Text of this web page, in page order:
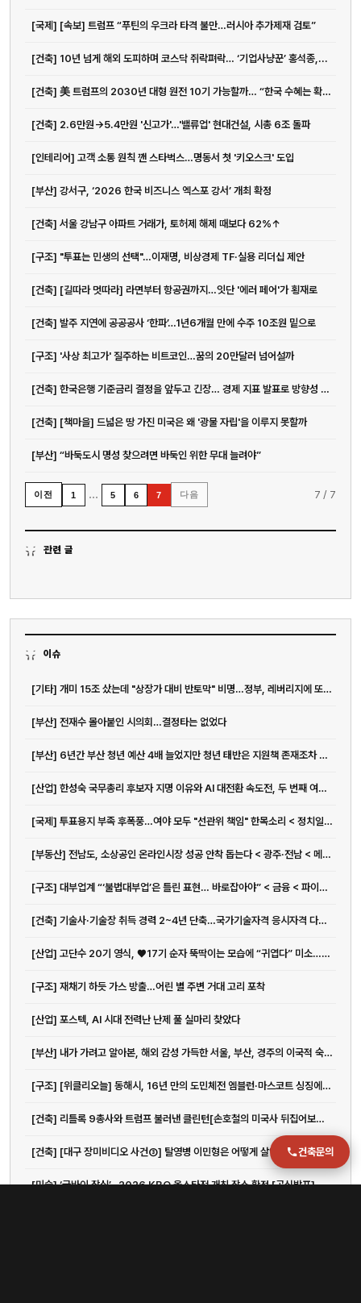
[국제] [속보] 트럼프 “푸틴의 우크라 타격 불만…러시아 추가제재 검토”
[건축] 10년 넘게 해외 도피하며 코스닥 쥐락펴락… ‘기업사냥꾼’ 홍석종,...
[건축] 美 트럼프의 2030년 대형 원전 10기 가능할까… “한국 수혜는 확실”
[건축] 2.6만원→5.4만원 '신고가'…'밸류업' 현대건설, 시총 6조 돌파
[인테리어] 고객 소통 원칙 깬 스타벅스…명동서 첫 '키오스크' 도입
[부산] 강서구, ‘2026 한국 비즈니스 엑스포 강서’ 개최 확정
[건축] 서울 강남구 아파트 거래가, 토허제 해제 때보다 62%↑
[구조] "투표는 민생의 선택"…이재명, 비상경제 TF·실용 리더십 제안
[건축] [길따라 멋따라] 라면부터 항공권까지…잇단 '에러 페어'가 횡재로
[건축] 발주 지연에 공공공사 ‘한파’…1년6개월 만에 수주 10조원 밑으로
[구조] '사상 최고가' 질주하는 비트코인…꿈의 20만달러 넘어설까
[건축] 한국은행 기준금리 결정을 앞두고 긴장… 경제 지표 발표로 방향성 주목
[건축] [책마을] 드넓은 땅 가진 미국은 왜 '광물 자립'을 이루지 못할까
[부산] “바둑도시 명성 찾으려면 바둑인 위한 무대 늘려야”
이전 1 … 5 6 7 다음 7 / 7
관련 글
이슈
[기타] 개미 15조 샀는데 "상장가 대비 반토막" 비명…정부, 레버리지에 또 경고장
[부산] 전재수 몰아붙인 시의회…결정타는 없었다
[부산] 6년간 부산 청년 예산 4배 늘었지만 청년 태반은 지원책 존재조차 몰라
[산업] 한성숙 국무총리 후보자 지명 이유와 AI 대전환 속도전, 두 번째 여성 총리 가능성까지
[국제] 투표용지 부족 후폭풍…여야 모두 "선관위 책임" 한목소리 < 정치일반 < 정치 < 기사본문 - 일요서울i
[부동산] 전남도, 소상공인 온라인시장 성공 안착 돕는다 < 광주·전남 < 메트로 < 기사본문 - 뉴스워커
[구조] 대부업계 “‘불법대부업’은 틀린 표현… 바로잡아야” < 금융 < 파이낸스 < 기사본문 - IT조선
[건축] 기술사·기술장 취득 경력 2~4년 단축…국가기술자격 응시자격 다양화 | 아주경제
[산업] 고단수 20기 영식, ♥17기 순자 뚝딱이는 모습에 “귀엽다” 미소…설렘 폭발 (나솔사계)
[구조] 재채기 하듯 가스 방출…어린 별 주변 거대 고리 포착
[산업] 포스텍, AI 시대 전력난 난제 풀 실마리 찾았다
[부산] 내가 가려고 알아본, 해외 감성 가득한 서울, 부산, 경주의 이국적 숙소 | 지큐 코리아 (GQ Korea)
[구조] [위클리오늘] 동해시, 16년 만의 도민체전 엠블런·마스코트 싱징에 담은 의미 공개 < 강원 < 전국지사 < 기사본문 - 위클리오늘
[건축] 리틀록 9총사와 트럼프 불러낸 클린턴[손호철의 미국사 뒤집어보기](32)
[건축] [대구 장미비디오 사건③] 탈영병 이민형은 어떻게 살인범이 됐나
[미술] ‘굿바이 잠실’…2026 KBO 올스타전 개최 장소 확정 [공식발표]
건축문의
051-711-2397
이메일
부산 강서구 명지국제2로 41
월–금 09:00–18:00